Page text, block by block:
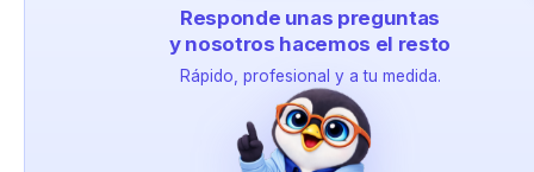
Responde unas preguntas
y nosotros hacemos el resto
Rápido, profesional y a tu medida.